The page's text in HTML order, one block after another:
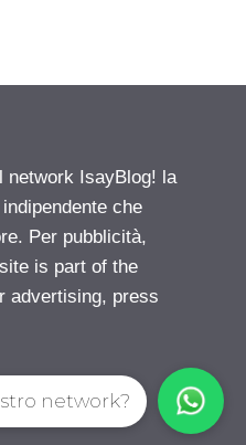
network IsayBlog! la
che
Per pubblicità,
is part of the
advertising, press
network?